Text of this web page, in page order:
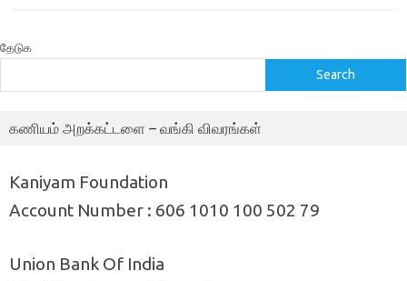
தேடுக
Search
கணியம் அறக்கட்டளை – வங்கி விவரங்கள்
Kaniyam Foundation
Account Number : 606 1010 100 502 79
Union Bank Of India